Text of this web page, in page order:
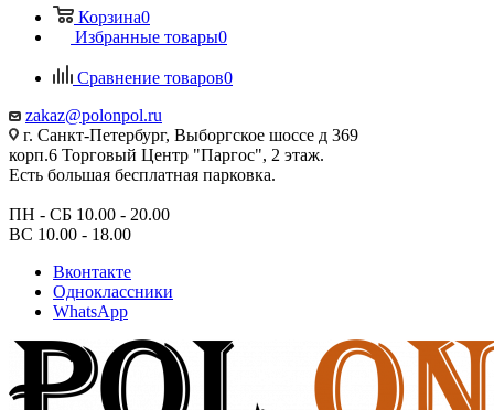
Корзина0
Избранные товары0
Сравнение товаров0
zakaz@polonpol.ru
г. Санкт-Петербург, Выборгское шоссе д 369
корп.6 Торговый Центр "Паргос", 2 этаж.
Есть большая бесплатная парковка.
ПН - СБ 10.00 - 20.00
ВС 10.00 - 18.00
Вконтакте
Одноклассники
WhatsApp